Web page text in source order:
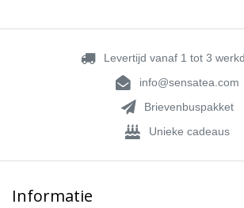
Levertijd vanaf 1 tot 3
info@sensatea.com
Brievenbuspakket
Unieke cadeaus
Informatie